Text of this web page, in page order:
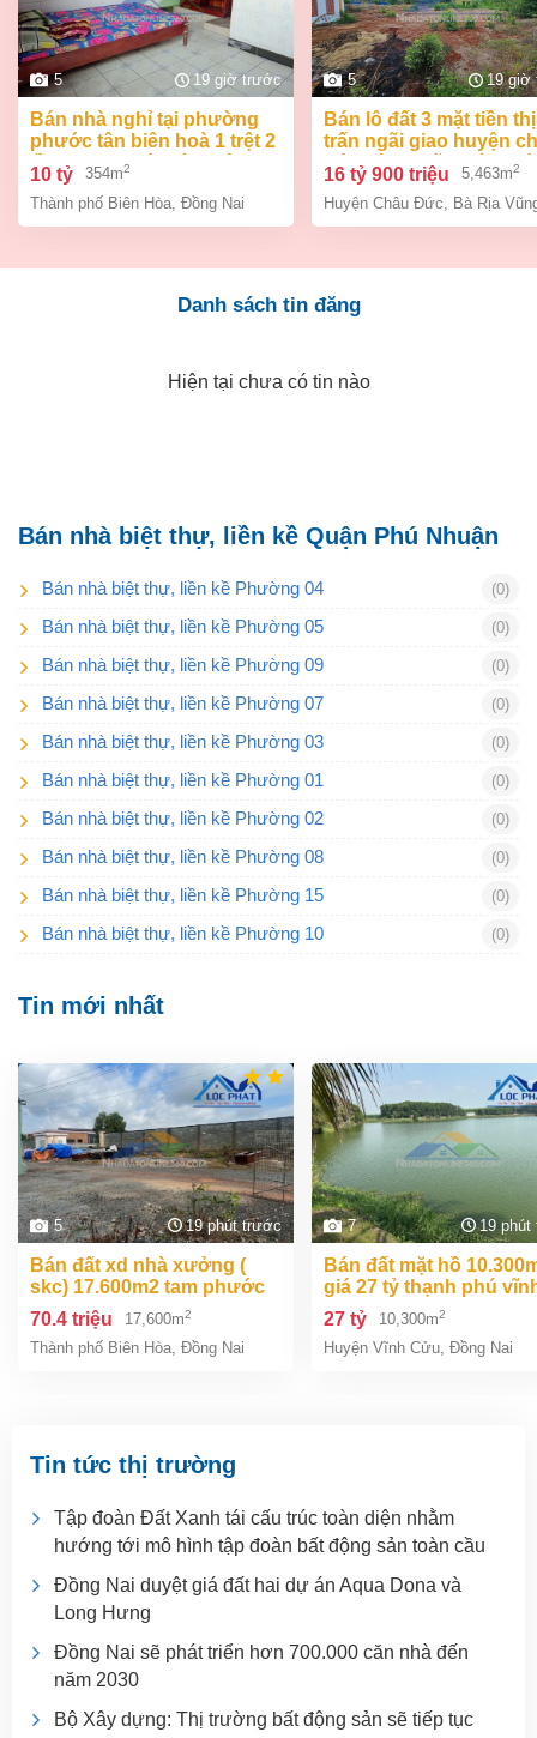
5 19 giờ trước
bán nhà nghỉ tại phường
phước tân biên hoà 1 trệt 2
lầu 354m2 giá chỉ 10 tỷ
10 tỷ 354m2
Thành phố Biên Hòa Đồng Nai
5 19 giờ
bán lô đất 3 mặt tiền thị
trấn ngãi giao huyện
đức bà rịa vũng tàu giá
tỷ 9
16 tỷ 900 triệu 5,463m2
Huyện Châu Đức Bà Rịa
Danh sách tin đăng
Hiện tại chưa có tin nào
Bán nhà biệt thự, liền kề Quận Phú Nhuận
Bán nhà biệt thự, liền kề Phường 04 (0)
Bán nhà biệt thự, liền kề Phường 05 (0)
Bán nhà biệt thự, liền kề Phường 09 (0)
Bán nhà biệt thự, liền kề Phường 07 (0)
Bán nhà biệt thự, liền kề Phường 03 (0)
Bán nhà biệt thự, liền kề Phường 01 (0)
Bán nhà biệt thự, liền kề Phường 02 (0)
Bán nhà biệt thự, liền kề Phường 08 (0)
Bán nhà biệt thự, liền kề Phường 15 (0)
Bán nhà biệt thự, liền kề Phường 10 (0)
Tin mới nhất
5 19 phút trước
bán đất xd nhà xưởng (
skc) 17.600m2 tam phước
biên hòa đồng nai giá 70,4
tỷ
70.4 triệu 17,600m2
Thành phố Biên Hòa, Đồng Nai
7 19
bán đất mặt hồ 10.300m2
giá 27 tỷ thạnh phú
cửu đồng nai.
27 tỷ 10,300m2
Huyện Vĩnh Cửu, Đồng Nai
Tin tức thị trường
Tập đoàn Đất Xanh tái cấu trúc toàn diện nhằm
hướng tới mô hình tập đoàn bất động sản toàn cầu
Đồng Nai duyệt giá đất hai dự án Aqua Dona và
Long Hưng
Đồng Nai sẽ phát triển hơn 700.000 căn nhà đến
năm 2030
Bộ Xây dựng: Thị trường bất động sản sẽ tiếp tục